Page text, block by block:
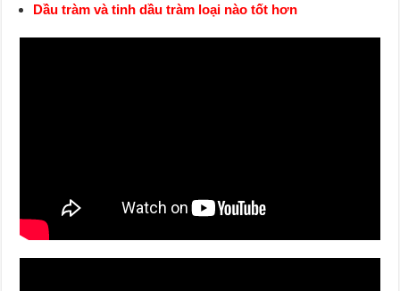
Dầu tràm và tinh dầu tràm loại nào tốt hơn